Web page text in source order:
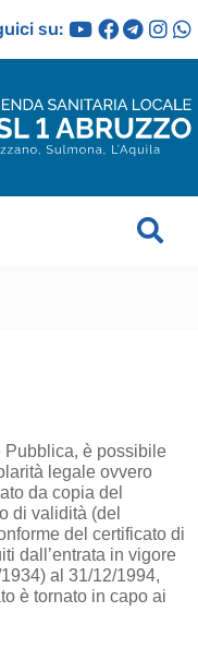
su:
Pubblica, è possibile
legale ovvero
da copia del
di validità (del
del certificato di
dall’entrata in vigore
al 31/12/1994,
è tornato in capo ai